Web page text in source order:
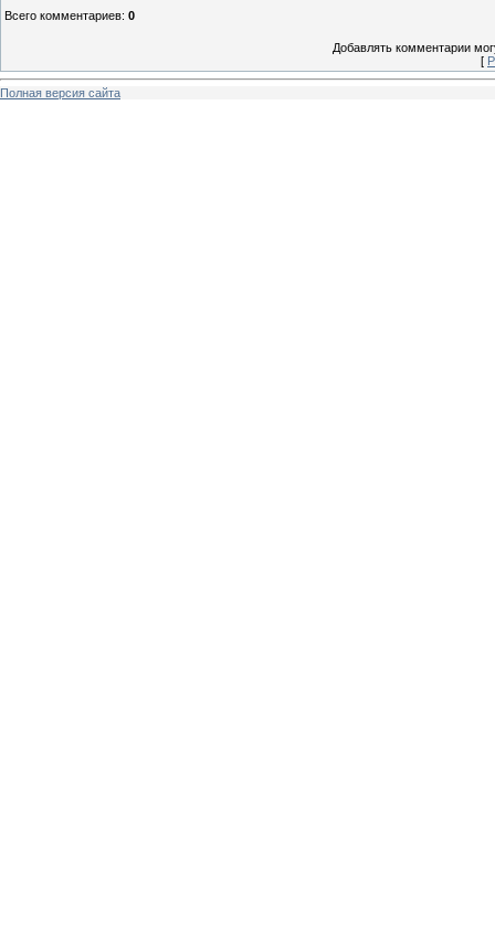
Всего комментариев: 0
Добавлять комментарии
[
Полная версия сайта